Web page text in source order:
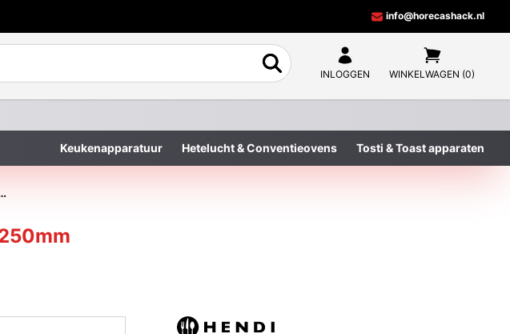
info@horecashack.nl
INLOGGEN WINKELWAGEN (0)
Keukenapparatuur Hetelucht & Conventieovens Tosti & Toast apparaten
Beige | Conisch | Ø275x250mm